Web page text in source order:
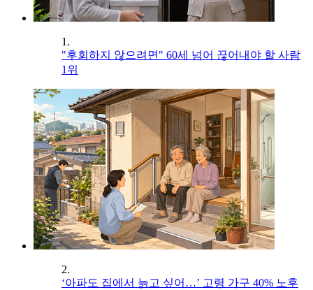
1.
"후회하지 않으려면" 60세 넘어 끊어내야 할 사람
1위
2.
‘아파도 집에서 늙고 싶어…’ 고령 가구 40% 노후